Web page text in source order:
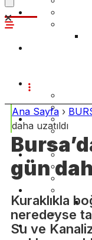
Ana Sayfa ›
daha uzatıldı
gün
Kuraklıkla
neredeyse
Su ve